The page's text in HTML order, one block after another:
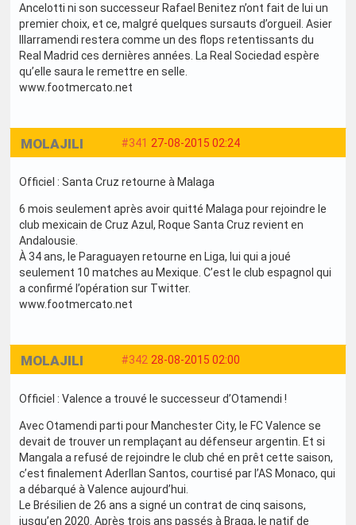
Ancelotti ni son successeur Rafael Benitez n’ont fait de lui un
premier choix, et ce, malgré quelques sursauts d’orgueil. Asier
Illarramendi restera comme un des flops retentissants du
Real Madrid ces dernières années. La Real Sociedad espère
qu’elle saura le remettre en selle.
www.footmercato.net
#341 27-08-2015 02:24
MOLAJILI
Officiel : Santa Cruz retourne à Malaga
6 mois seulement après avoir quitté Malaga pour rejoindre le
club mexicain de Cruz Azul, Roque Santa Cruz revient en
Andalousie.
À 34 ans, le Paraguayen retourne en Liga, lui qui a joué
seulement 10 matches au Mexique. C’est le club espagnol qui
a confirmé l’opération sur Twitter.
www.footmercato.net
#342 28-08-2015 02:00
MOLAJILI
Officiel : Valence a trouvé le successeur d’Otamendi !
Avec Otamendi parti pour Manchester City, le FC Valence se
devait de trouver un remplaçant au défenseur argentin. Et si
Mangala a refusé de rejoindre le club ché en prêt cette saison,
c’est finalement Aderllan Santos, courtisé par l’AS Monaco, qui
a débarqué à Valence aujourd’hui.
Le Brésilien de 26 ans a signé un contrat de cinq saisons,
jusqu’en 2020. Après trois ans passés à Braga, le natif de